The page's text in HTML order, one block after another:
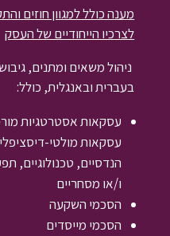
מענה כולל למגוון חוזים
לצרכיו הייחודיים של העסק
ניהול משאים ומתנים,
בעברית ובאנגלית, כולל:
עסקאות אסטרטגיות
עסקאות מולטי-
הנדסיים, טכנולוגיים,
ו/או מסחריים
הסכמי השקעה
הסכמי מייסדים